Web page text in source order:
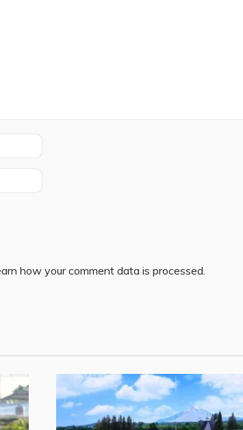
how your comment data is processed.